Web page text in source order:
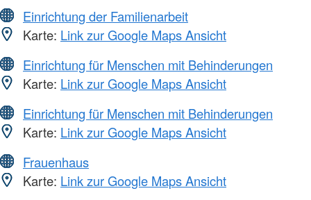
Einrichtung der Familienarbeit
Karte: Link zur Google Maps Ansicht
Einrichtung für Menschen mit Behinderungen
Karte: Link zur Google Maps Ansicht
Einrichtung für Menschen mit Behinderungen
Karte: Link zur Google Maps Ansicht
Frauenhaus
Karte: Link zur Google Maps Ansicht